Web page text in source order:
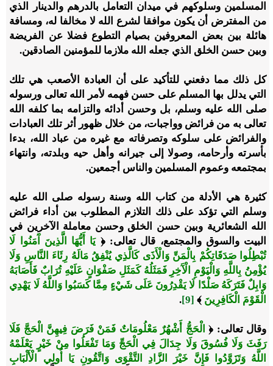
المسلمين وسلوكهم في ميدان التعامل بالدرهم والدينار الذي
من المفترض أن يكون موافقا لشرع الله لا مخالفا له، ومسافة
هائلة بين بعض المعروفين بصيام التطوع فضلا عن الفريضة
وبين حسن الخلق الذي جعله الله ملازما للمؤمنين الصادقين.
كل ذلك مما دفعني للتأكيد على أن العبادة الأصعب هي تلك
التي يدلل بها المسلم على حسن فهمه لأمر الله تعالى ورسوله
صلى الله عليه وسلم، بل وحسن أدائه والتزامه بما كلفه الله
تعالى به من فرائض وواجبات، من خلال ظهور أثر تلك العبادات
والفرائض على سلوكه وتصرفاته مع غيره من عباد الله، بدءا
بأسرته وأرحامه، وصولا إلى جيرانه وأهل حيه وبلدته، وانتهاء
بمجتمعه وعموم المسلمين والناس أجمعين.
كثيرة هي الأدلة من كتاب الله وسنة رسوله صلى الله عليه
وسلم التي تؤكد على ذلك التلازم المطلوب بين أداء فرائض
الله الشعائرية وبين حسن الخلق وحسن معاملة الآخرين في
البيت والسوق والمجتمع، قال تعالى: ﴿يَا أَيُّهَا الَّذِينَ آَمَنُوا لَا
تُبْطِلُوا صَدَقَاتِكُمْ بِالْمَنِّ وَالْأَذَى كَالَّذِي يُنْفِقُ مَالَهُ رِئَاءَ النَّاسِ وَلَا
يُؤْمِنُ بِاللَّهِ وَالْيَوْمِ الْآَخِرِ فَمَثَلُهُ كَمَثَلِ صَفْوَانٍ عَلَيْهِ تُرَابٌ فَأَصَابَهُ
وَابِلٌ فَتَرَكَهُ صَلْدًا لَا يَقْدِرُونَ عَلَى شَيْءٍ مِمَّا كَسَبُوا وَاللَّهُ لَا يَهْدِي
الْقَوْمَ الْكَافِرِينَ ﴾ [9]
.
وقال تعالى: ﴿ الْحَجُّ أَشْهُرٌ مَعْلُومَاتٌ فَمَنْ فَرَضَ فِيهِنَّ الْحَجَّ فَلَا
رَفَثَ وَلَا فُسُوقَ وَلَا جِدَالَ فِي الْحَجِّ وَمَا تَفْعَلُوا مِنْ خَيْرٍ يَعْلَمْهُ
اللَّهُ وَتَزَوَّدُوا فَإِنَّ خَيْرَ الزَّادِ التَّقْوَى وَاتَّقُونِ يَا أُولِي الْأَلْبَابِ